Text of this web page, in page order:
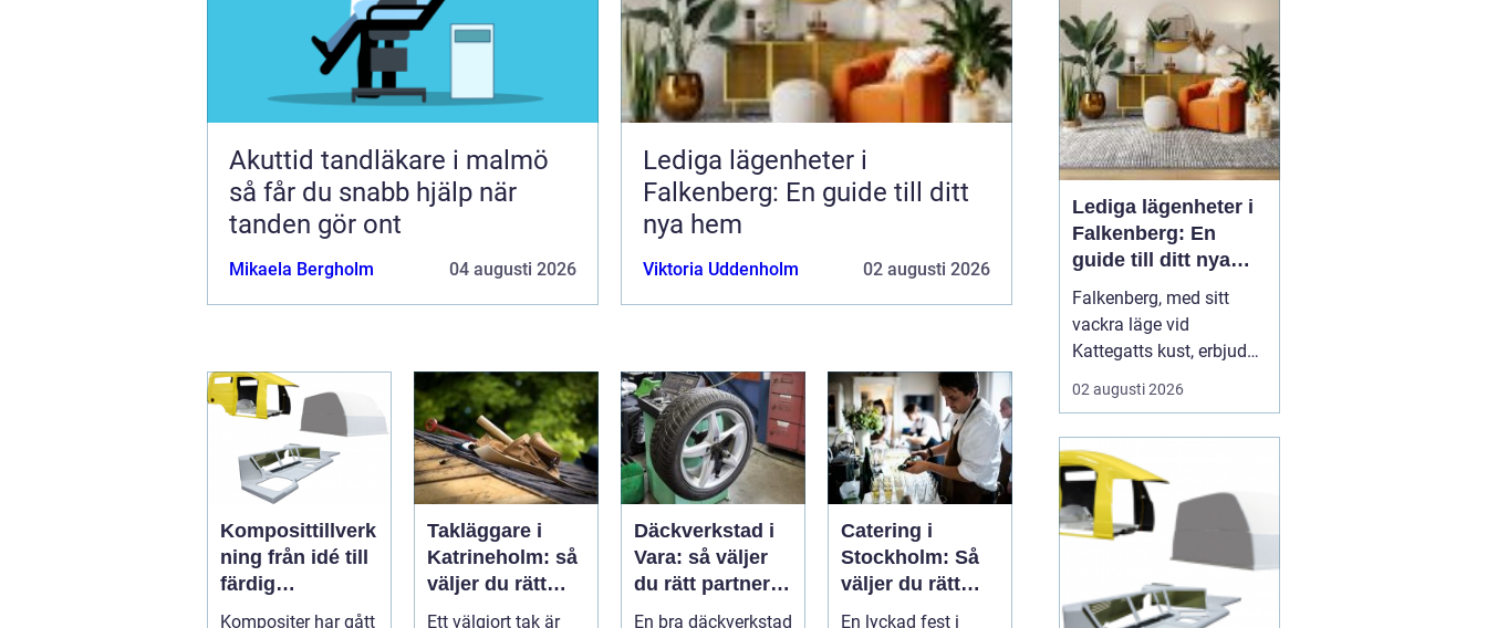
Akuttid tandläkare i malmö
så får du snabb hjälp när
tanden gör ont
Mikaela Bergholm 04 augusti 2026
Lediga lägenheter i
Falkenberg: En guide till ditt
nya hem
Viktoria Uddenholm 02 augusti 2026
Komposittillverk
ning från idé till
färdig
högpresterande
Kompositer har gått
Takläggare i
Katrineholm: så
väljer du rätt
och får ett tak
Ett välgjort tak är
Däckverkstad i
Vara: så väljer
du rätt partner
för säker
En bra däckverkstad
Catering i
Stockholm: Så
väljer du rätt
mat till ditt
En lyckad fest i
snabbt
04 augusti 2026
Lediga lägenheter i
Falkenberg: En
guide till ditt nya
hem
Falkenberg, med sitt
vackra läge vid
Kattegatts kust, erbjuder
en unik livsupplevelse
för privatpersoner och
letar efter lediga
lägenheter Falkenberg,
finns det ett flertal
möjligheter att utforska.
02 augusti 2026